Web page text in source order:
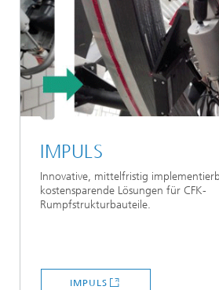
IMPULS
Innovative, mittelfristig
kostensparende Lösungen für CFK-
Rumpfstrukturbauteile.
IMPULS